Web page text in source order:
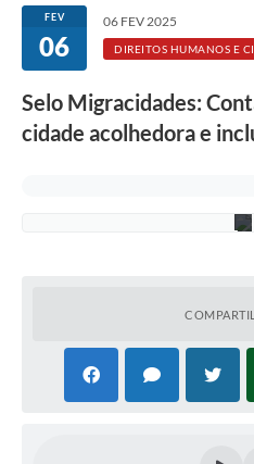
FEV
06
06 FEV 2025
DIREITOS HUMANOS E
Selo Migracidades:
cidade acolhedora e